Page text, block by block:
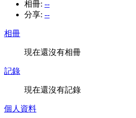
相冊: --
分享: --
相冊
現在還沒有相冊
記錄
現在還沒有記錄
個人資料